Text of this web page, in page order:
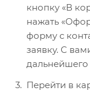
кнопку «В
нажать
форму с
заявку. С
Перейти в